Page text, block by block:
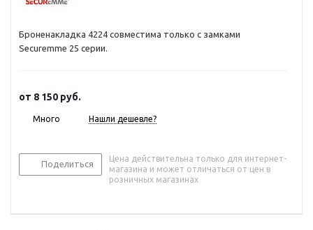
Броненакладка 4224 совместима только с замками
Securemme 25 серии.
от 8 150 руб.
Много Нашли дешевле?
Поделиться
Цена действительна только для интернет-
магазина и может отличаться от цен в
розничных магазинах